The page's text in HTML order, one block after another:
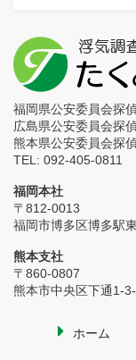
福岡県公安委員会探
広島県公安委員会探
熊本県公安委員会探
TEL: 092-405-0811
福岡本社
〒812-0013
福岡市博多区博多駅
熊本支社
〒860-0807
熊本市中央区下通1-
ホーム